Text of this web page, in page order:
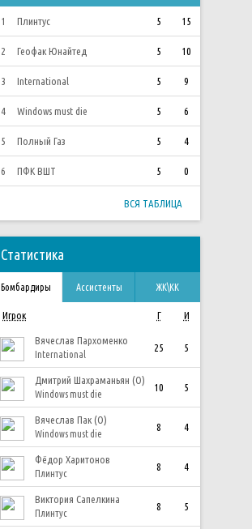
1 Плинтус 5 15
2 Геофак Юнайтед 5 10
3 International 5 9
4 Windows must die 5 6
5 Полный Газ 5 4
6 ПФК ВШТ 5 0
ВСЯ ТАБЛИЦА
Статистика
Бомбардиры Ассистенты ЖК\КК
Игрок Г И
Вячеслав Пархоменко
International
25 5
Дмитрий Шахраманьян (О)
Windows must die
10 5
Вячеслав Пак (О)
Windows must die
8 4
Фёдор Харитонов
Плинтус
8 4
Виктория Сапелкина
Плинтус
8 5